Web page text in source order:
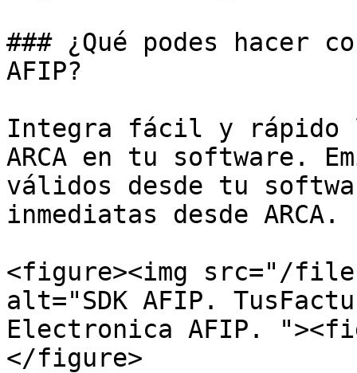
### ¿Qué podes hacer
AFIP?
Integra fácil y rápido
ARCA en tu software.
válidos desde tu
inmediatas desde ARCA.
<figure><img src="/files/
alt="SDK AFIP.
Electronica AFIP.
</figure>